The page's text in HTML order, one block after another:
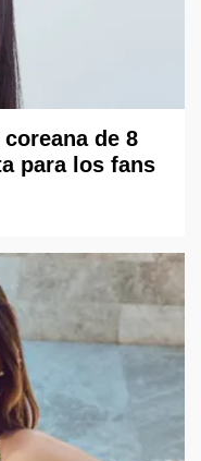
de 8
para los fans